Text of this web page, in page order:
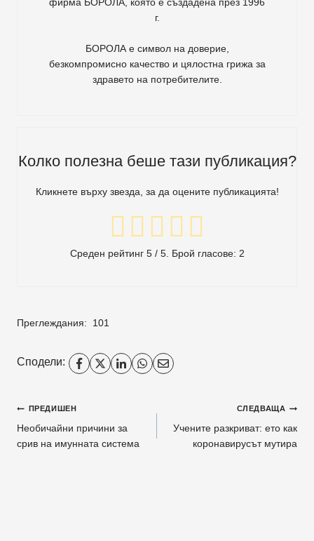
г.
БОРОЛА е символ на доверие,
безкомпромисно качество и цялостна грижа за
здравето на потребителите.
Колко полезна беше тази публикация?
Кликнете върху звезда, за да оцените публикацията!
Среден рейтинг 5/ 5. Брой гласове: 2
Преглеждания: 101
Сподели:
Навигация
ПРЕДИШЕН
Необичайни причини за
срив на имунната система
СЛЕДВАЩА
Учените разкриват: ето как
коронавирусът мутира